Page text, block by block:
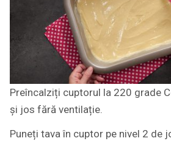
Preîncalziți cuptorul la 220 grade
și jos fără ventilație.
Puneți tava în cuptor pe nivel 2 de